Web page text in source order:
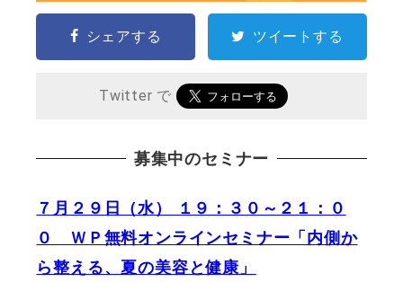
シェアする ツイートする
Twitter で
募集中のセミナー
７月２９日（水） １９：３０～２１：０
０ ＷＰ無料オンラインセミナー「内側か
ら整える、夏の美容と健康」